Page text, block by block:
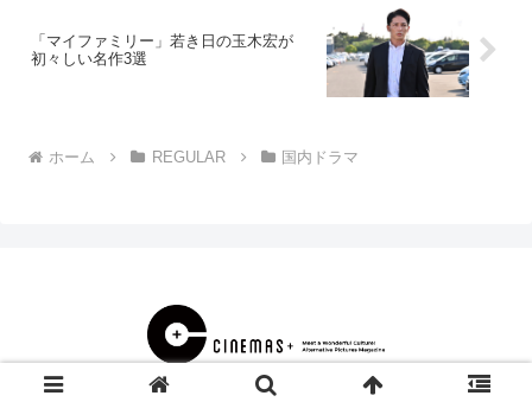
「マイファミリー」若き日の玉木宏が
初々しい名作3選
ホーム REGULAR 国内ドラマ
© 2000 CINEMAS＋.